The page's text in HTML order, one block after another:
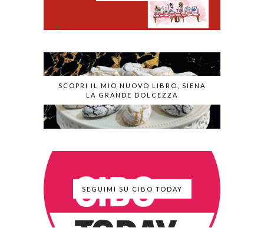
SCOPRI IL MIO NUOVO LIBRO, SIENA
LA GRANDE DOLCEZZA
SEGUIMI SU CIBO TODAY